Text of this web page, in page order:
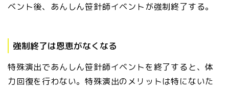
ベント後、あんしん笹針師イベントが強制終了する。
強制終了は恩恵がなくなる
特殊演出であんしん笹針師イベントを終了すると、体
力回復を行わない。特殊演出のメリットは特にないた